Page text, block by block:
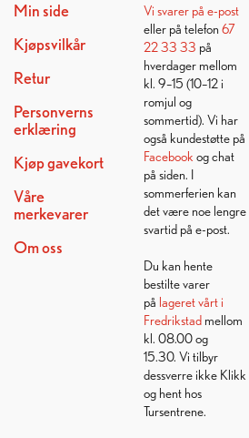
Min side
Kjøpsvilkår
Retur
Personverns
erklæring
Kjøp gavekort
Våre
merkevarer
Om oss
Vi svarer på e-post
eller på telefon 67
22 33 33 på
hverdager mellom
kl. 9–15 (10–12 i
romjul og
sommertid). Vi har
også kundestøtte på
Facebook og chat
på siden. I
sommerferien kan
det være noe lengre
svartid på e-post.
Du kan hente
bestilte varer
på lageret vårt i
Fredrikstadmellom
kl. 08.00 og
15.30. Vi tilbyr
dessverre ikke Klikk
og hent hos
Tursentrene.